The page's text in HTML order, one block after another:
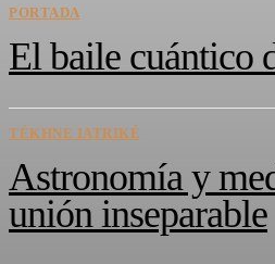
PORTADA
El baile cuántico
TÉKHNE IATRIKÉ
Astronomía y
unión inseparable